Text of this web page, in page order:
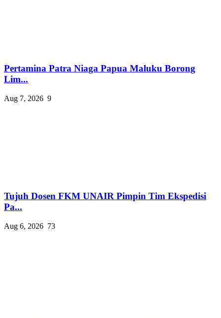
Pertamina Patra Niaga Papua Maluku Borong
Lim...
Aug 7, 2026 9
Tujuh Dosen FKM UNAIR Pimpin Tim Ekspedisi
Pa...
Aug 6, 2026 73